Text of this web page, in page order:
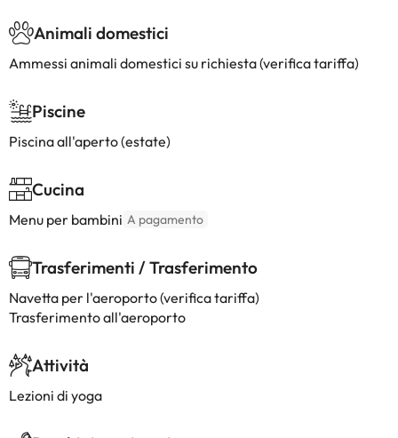
Animali domestici
Ammessi animali domestici su richiesta (verifica tariffa)
Piscine
Piscina all'aperto (estate)
Cucina
Menu per bambini A pagamento
Trasferimenti / Trasferimento
Navetta per l'aeroporto (verifica tariffa)
Trasferimento all'aeroporto
Attività
Lezioni di yoga